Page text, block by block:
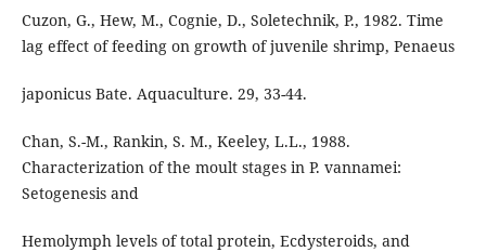
Cuzon, G., Hew, M., Cognie, D., Soletechnik, P., 1982. Time
lag effect of feeding on growth of juvenile shrimp, Penaeus
japonicus Bate. Aquaculture. 29, 33-44.
Chan, S.-M., Rankin, S. M., Keeley, L.L., 1988.
Characterization of the moult stages in P. vannamei:
Setogenesis and
Hemolymph levels of total protein, Ecdysteroids, and